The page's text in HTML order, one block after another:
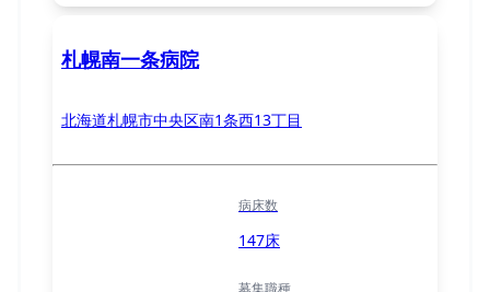
札幌南一条病院
北海道札幌市中央区南1条西13丁目
病床数
147床
募集職種